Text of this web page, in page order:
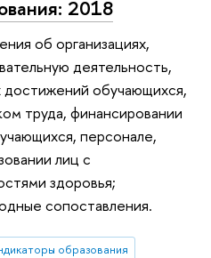
2018
об организациях,
деятельность,
достижений обучающихся,
труда, финансировании
персонале,
лиц с
здоровья;
сопоставления.
образования